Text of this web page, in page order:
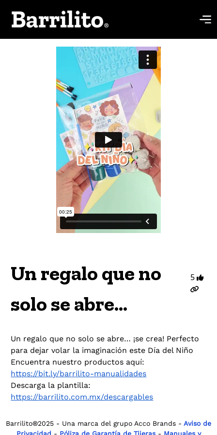
Un regalo que no
solo se abre…
5
Un regalo que no solo se abre… ¡se crea! Perfecto
para dejar volar la imaginación este Día del Niño
Encuentra nuestro productos aquí:
https://bit.ly/barrilito-manualidades
Descarga la plantilla:
https://barrilito.com.mx/descargables
Barrilito®2025 - Una marca del grupo Acco Brands - Aviso de